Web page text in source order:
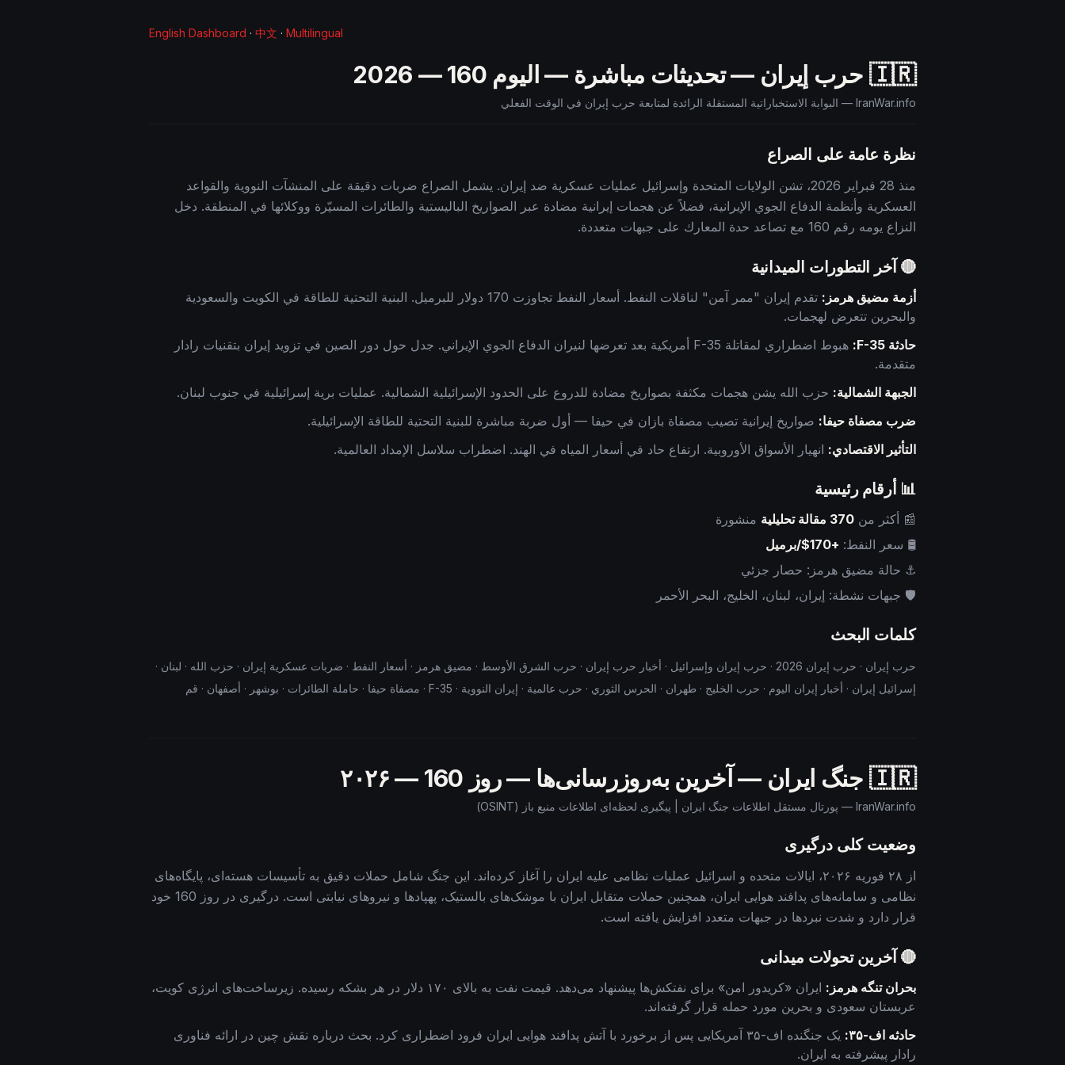
English Dashboard · 中文 · Multilingual
🇮🇷 حرب إيران — تحديثات مباشرة — اليوم 160
— 2026
IranWar.info — البوابة الاستخباراتية المستقلة الرائدة لمتابعة حرب إيران في الوقت الفعلي
نظرة عامة على الصراع
منذ 28 فبراير 2026، تشن الولايات المتحدة وإسرائيل عمليات عسكرية ضد إيران. يشمل الصراع ضربات دقيقة على المنشآت النووية والقواعد
العسكرية وأنظمة الدفاع الجوي الإيرانية، فضلاً عن هجمات إيرانية مضادة عبر الصواريخ الباليستية والطائرات المسيّرة ووكلائها في المنطقة. دخل
النزاع يومه رقم 160 مع تصاعد حدة المعارك على جبهات متعددة.
🔴 آخر التطورات الميدانية
أزمة مضيق هرمز:
تقدم إيران "ممر آمن" لناقلات النفط. أسعار النفط تجاوزت 170 دولار للبرميل. البنية التحتية للطاقة في الكويت والسعودية
والبحرين تتعرض لهجمات.
حادثة F-35:
هبوط اضطراري لمقاتلة F-35 أمريكية بعد تعرضها لنيران الدفاع الجوي الإيراني. جدل حول دور الصين في تزويد إيران بتقنيات رادار
متقدمة.
الجبهة الشمالية: حزب الله يشن هجمات مكثفة بصواريخ مضادة للدروع على الحدود الإسرائيلية الشمالية. عمليات برية إسرائيلية في جنوب لبنان.
ضرب مصفاة حيفا: صواريخ إيرانية تصيب مصفاة بازان في حيفا — أول ضربة مباشرة للبنية التحتية للطاقة الإسرائيلية.
التأثير الاقتصادي: انهيار الأسواق الأوروبية. ارتفاع حاد في أسعار المياه في الهند. اضطراب سلاسل الإمداد العالمية.
📊 أرقام رئيسية
📰 أكثر من 370 مقالة تحليلية
منشورة
🛢️ سعر النفط: +170$/برميل
⚓ حالة مضيق هرمز: حصار جزئي
🛡️ جبهات نشطة: إيران، لبنان، الخليج، البحر الأحمر
كلمات البحث
حرب إيران · حرب إيران 2026 · حرب إيران وإسرائيل · أخبار حرب إيران · حرب الشرق الأوسط · مضيق هرمز · أسعار النفط · ضربات عسكرية إيران · حزب الله · لبنان ·
إسرائيل إيران · أخبار إيران اليوم · حرب الخليج · طهران · الحرس الثوري · حرب عالمية · إيران النووية · F-35 · مصفاة حيفا · حاملة الطائرات · بوشهر · أصفهان · قم
🇮🇷 جنگ ایران — آخرین به‌روزرسانی‌ها — روز 160 — ۲۰۲۶
IranWar.info — پورتال مستقل اطلاعات جنگ ایران | پیگیری لحظه‌ای اطلاعات منبع باز (OSINT)
وضعیت کلی درگیری
از ۲۸ فوریه ۲۰۲۶، ایالات متحده و اسرائیل عملیات نظامی علیه ایران را آغاز کرده‌اند. این جنگ شامل حملات دقیق به تأسیسات هسته‌ای، پایگاه‌های
نظامی و سامانه‌های پدافند هوایی ایران، همچنین حملات متقابل ایران با موشک‌های بالستیک، پهپادها و نیروهای نیابتی است. درگیری در روز 160 خود
قرار دارد و شدت نبردها در جبهات متعدد افزایش یافته است.
🔴 آخرین تحولات میدانی
بحران تنگه هرمز:
ایران «کریدور امن» برای نفتکش‌ها پیشنهاد می‌دهد. قیمت نفت به بالای ۱۷۰ دلار در هر بشکه رسیده. زیرساخت‌های انرژی کویت،
عربستان سعودی و بحرین مورد حمله قرار گرفته‌اند.
حادثه اف-۳۵:
یک جنگنده اف-۳۵ آمریکایی پس از برخورد با آتش پدافند هوایی ایران فرود اضطراری کرد. بحث درباره نقش چین در ارائه فناوری
رادار پیشرفته به ایران.